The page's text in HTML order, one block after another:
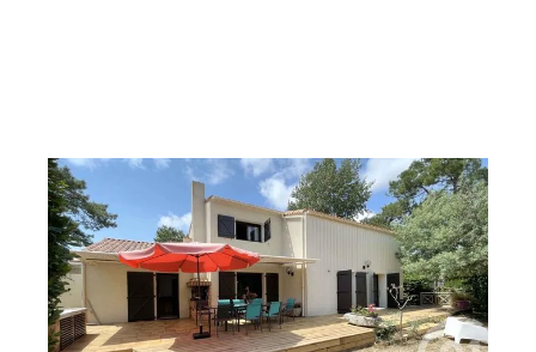
LA TRANCHE SUR MER 85
183 m
, 8 pièces
Ref : 2729
Maison à vendre
740 000 €